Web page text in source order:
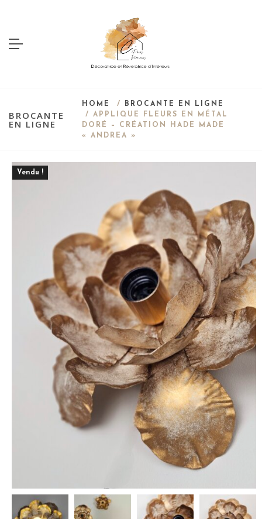
BROCANTE
EN LIGNE
HOME /
BROCANTE EN LIGNE
/ APPLIQUE FLEURS EN MÉTAL
DORÉ – CRÉATION HADE MADE
« ANDREA »
Save
Vendu !